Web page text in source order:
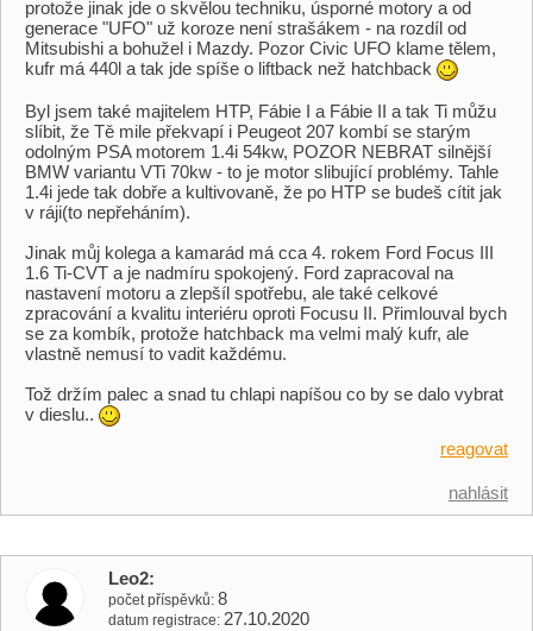
protože jinak jde o skvělou techniku, úsporné motory a od
generace "UFO" už koroze není strašákem - na rozdíl od
Mitsubishi a bohužel i Mazdy. Pozor Civic UFO klame tělem,
kufr má 440l a tak jde spíše o liftback než hatchback
Byl jsem také majitelem HTP, Fábie I a Fábie II a tak Ti můžu
slíbit, že Tě mile překvapí i Peugeot 207 kombí se starým
odolným PSA motorem 1.4i 54kw, POZOR NEBRAT silnější
BMW variantu VTi 70kw - to je motor slibující problémy. Tahle
1.4i jede tak dobře a kultivovaně, že po HTP se budeš cítit jak
v ráji(to nepřeháním).
Jinak můj kolega a kamarád má cca 4. rokem Ford Focus III
1.6 Ti-CVT a je nadmíru spokojený. Ford zapracoval na
nastavení motoru a zlepšíl spotřebu, ale také celkové
zpracování a kvalitu interiéru oproti Focusu II. Přimlouval bych
se za kombík, protože hatchback ma velmi malý kufr, ale
vlastně nemusí to vadit každému.
Tož držím palec a snad tu chlapi napíšou co by se dalo vybrat
v dieslu..
reagovat
nahlásit
Leo2
počet příspěvků 8
datum registrace 27.10.2020